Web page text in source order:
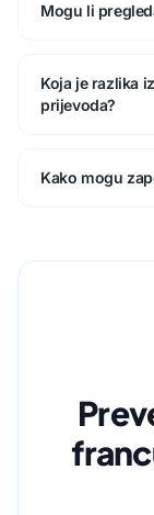
Mogu li
Koja je razlika
prijevoda?
Kako mogu